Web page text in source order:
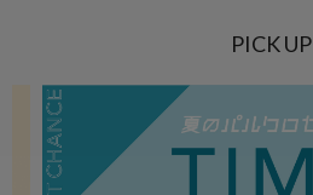
PICK UP